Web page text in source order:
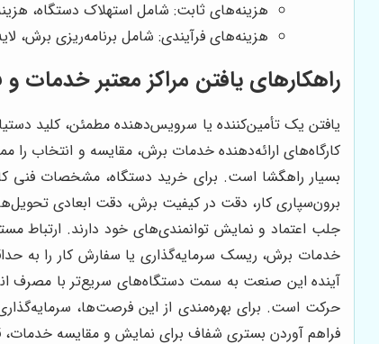
هزینه‌های ثابت: شامل استهلاک دستگاه،
هزینه‌های فرآیندی: شامل برنامه‌ریزی برش،
راهکارهای یافتن مراکز معتبر خدمات
یافتن یک تأمین‌کننده یا سرویس‌دهنده مطمئن، کلید
کارگاه‌های ارائه‌دهنده خدمات برش، مقایسه و انتخاب
بسیار راهگشا است. برای خرید دستگاه، مشخصات
برون‌سپاری کار، دقت در کیفیت برش، دقت ابعادی
جلب اعتماد و نمایش توانمندی‌های خود دارند. ارتباط
خدمات برش، ریسک سرمایه‌گذاری یا سفارش کار را به
آینده این صنعت به سمت دستگاه‌های سریع‌تر با مصرف
حرکت است. برای بهره‌مندی از این فرصت‌ها،
فراهم آوردن بستری شفاف برای نمایش و مقایسه خدمات،